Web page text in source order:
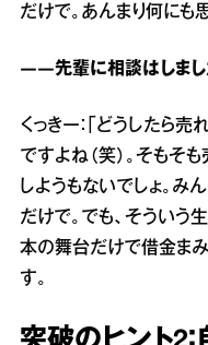
だけで。あんまり何にも
――先輩に相談はしまし
くっきー：「どうしたら
ですよね（笑）。そもそ
しようもないでしょ。み
だけで。でも、そういう
本の舞台だけで借金ま
す。